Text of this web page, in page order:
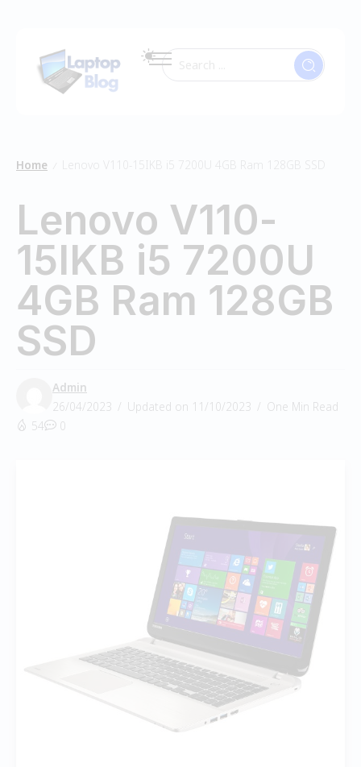
Home Lenovo V110-15IKB i5 7200U 4GB Ram 128GB SSD
Lenovo V110-
15IKB i5 7200U
4GB Ram 128GB
SSD
Admin
26/04/2023
Updated on 11/10/2023
One Min Read
54
0